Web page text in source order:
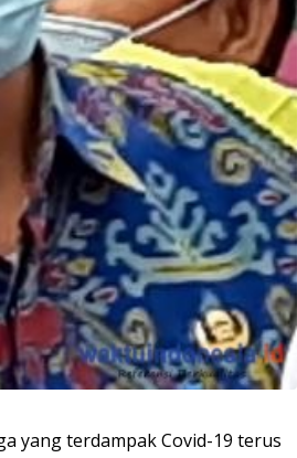
yang terdampak Covid-19 terus